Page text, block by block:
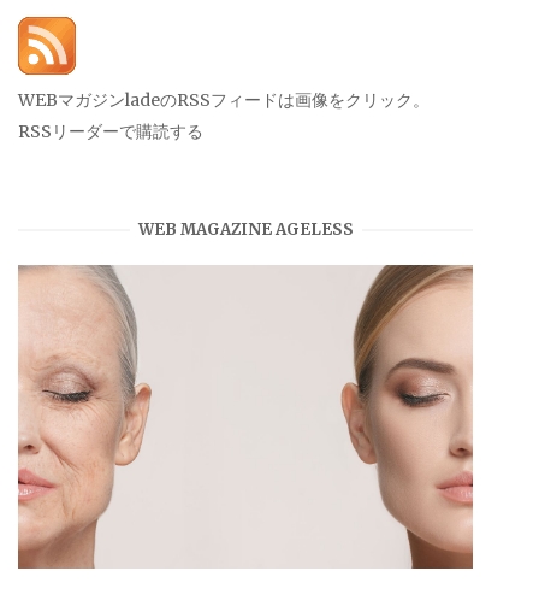
WEBマガジンladeのRSSフィードは画像をクリック。
RSSリーダーで購読する
WEB MAGAZINE AGELESS